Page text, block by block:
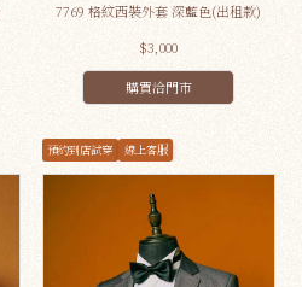
7769 格紋西裝外套 深藍色(出租款)
$3,000
購買洽門市
預約到店試穿 線上客服